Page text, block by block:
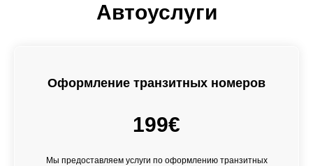
Автоуслуги
Оформление транзитных номеров
199€
Мы предоставляем услуги по оформлению транзитных